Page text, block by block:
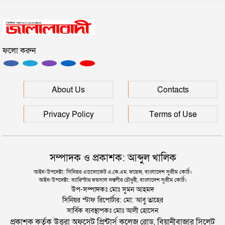
প্রধানমন্ত্রী
সিলেটে আরও দুইজনের মৃত্যু, হাসপাতালে ৩ শতাধিক
ফলো করুন
About Us Contacts
Privacy Policy Terms of Use
সম্পাদক ও প্রকাশক: আব্দুল খালিক
আইন-উপদেষ্টা: সিনিয়র এডভোকেট এ.কে.এম. ফয়েজ, বাংলাদেশ সুপ্রীম কোর্ট।
আইন-উপদেষ্টা: ব্যারিস্টার ফয়সাল দস্তগীর চৌধুরী, বাংলাদেশ সুপ্রীম কোর্ট।
উপ-সম্পাদকঃ মোঃ সুমন আহমদ
সিনিয়র স্টাফ রিপোর্টার: মো: আবু তাহের
সার্বিক ব্যবস্থাপকঃ মোঃ আলী হোসেন
প্রকাশক কর্তৃক উত্তরা অফসেট প্রিন্টার্স কলেজ রোড, বিয়ানীবাজার সিলেট